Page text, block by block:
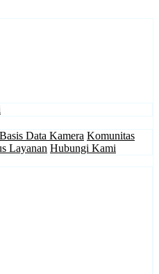
Basis Data Kamera Komunitas
Layanan Hubungi Kami